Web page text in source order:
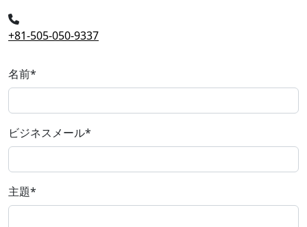
+81-505-050-9337
名前*
ビジネスメール*
主題*